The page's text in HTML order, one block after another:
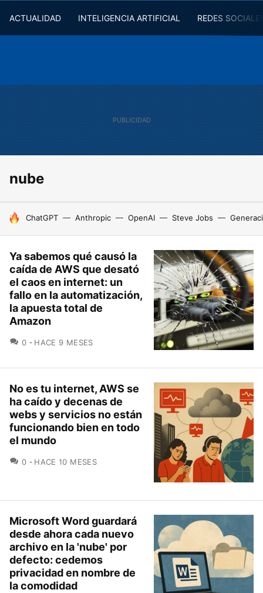
ACTUALIDAD INTELIGENCIA ARTIFICIAL REDES
nube
HOY SE HABLA DE
ChatGPT Anthropic OpenAI Steve Jobs
Ya sabemos qué causó la
caída de AWS que desató
el caos en internet: un
fallo en la automatización,
la apuesta total de
Amazon
0 COMENTARIOS
HACE 9 MESES
No es tu internet, AWS se
ha caído y decenas de
webs y servicios no están
funcionando bien en todo
el mundo
0 COMENTARIOS
HACE 10 MESES
Microsoft Word guardará
desde ahora cada nuevo
archivo en la 'nube' por
defecto: cedemos
privacidad en nombre de
la comodidad